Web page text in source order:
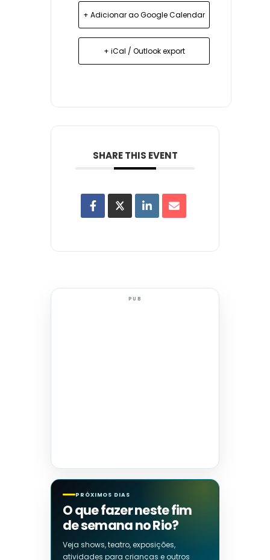
+ Adicionar ao Google Calendar
+ iCal / Outlook export
SHARE THIS EVENT
PUB
PRÓXIMOS DIAS
O que fazer neste fim
de semana no Rio?
Veja shows, teatro, exposições,
atividades para crianças e outros